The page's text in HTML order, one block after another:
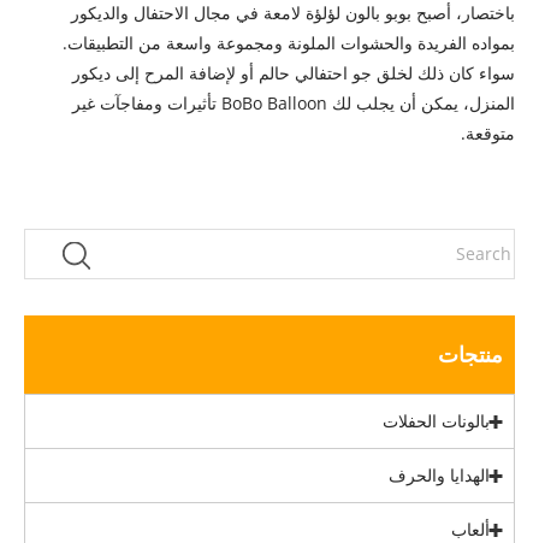
باختصار، أصبح بوبو بالون لؤلؤة لامعة في مجال الاحتفال والديكور
بمواده الفريدة والحشوات الملونة ومجموعة واسعة من التطبيقات.
سواء كان ذلك لخلق جو احتفالي حالم أو لإضافة المرح إلى ديكور
المنزل، يمكن أن يجلب لك BoBo Balloon تأثيرات ومفاجآت غير
متوقعة.
منتجات
بالونات الحفلات
الهدايا والحرف
ألعاب